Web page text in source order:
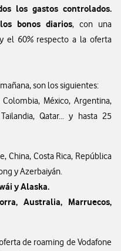
los gastos controlados.
bonos diarios, con una
el 60% respecto a la oferta
son los siguientes:
México, Argentina,
Qatar... y hasta 25
China, Costa Rica, República
y Azerbaiyán.
y Alaska.
Australia, Marruecos,
de roaming de Vodafone